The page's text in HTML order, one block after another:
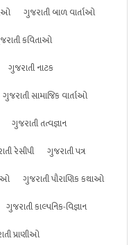
ગુજરાતી બાળ વાર્તાઓ
કવિતાઓ
ગુજરાતી નાટક
ગુજરાતી સામાજિક વાર્તાઓ
ગુજરાતી તત્વજ્ઞાન
રેસીપી
ગુજરાતી પત્ર
ગુજરાતી પૌરાણિક કથાઓ
ગુજરાતી કાલ્પનિક-વિજ્ઞાન
પ્રાણીઓ